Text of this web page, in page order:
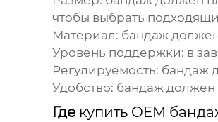
чтобы выбрать
Материал: бандаж
Уровень поддержки: в
Регулируемость: бандаж
Удобство: бандаж
Где купить OEM